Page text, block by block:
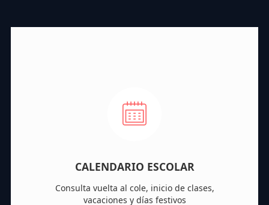
CALENDARIO ESCOLAR
Consulta vuelta al cole, inicio de clases,
vacaciones y días festivos